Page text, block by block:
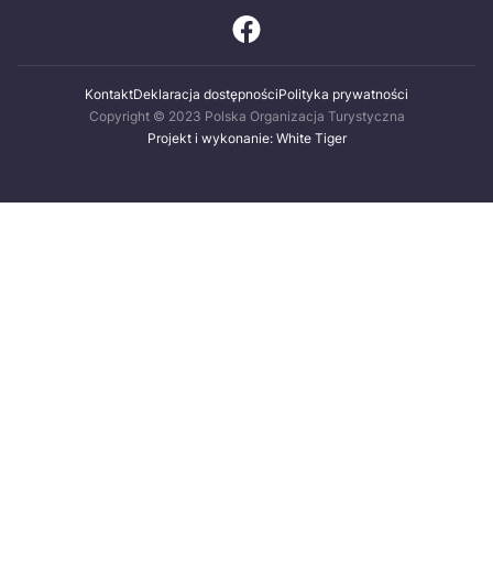
KontaktDeklaracja dostępnościPolityka prywatności
Copyright © 2023 Polska Organizacja Turystyczna
Projekt i wykonanie: White Tiger